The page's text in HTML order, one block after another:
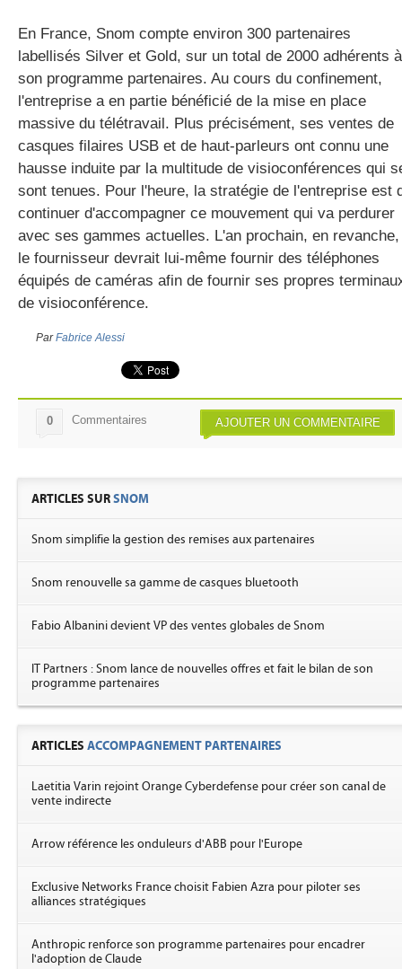
En France, Snom compte environ 300 partenaires
labellisés Silver et Gold, sur un total de 2000 adhérents à
son programme partenaires. Au cours du confinement,
l'entreprise a en partie bénéficié de la mise en place
massive du télétravail. Plus précisément, ses ventes de
casques filaires USB et de haut-parleurs ont connu une
hausse induite par la multitude de visioconférences qui
sont tenues. Pour l'heure, la stratégie de l'entreprise est
continuer d'accompagner ce mouvement qui va perdurer
avec ses gammes actuelles. L'an prochain, en revanche,
le fournisseur devrait lui-même fournir des téléphones
équipés de caméras afin de fournir ses propres
de visioconférence.
ParFabrice Alessi
AJOUTER UN COMMENTAIRE
0 Commentaires
ARTICLES SURSNOM
Snom simplifie la gestion des remises aux partenaires
Snom renouvelle sa gamme de casques bluetooth
Fabio Albanini devient VP des ventes globales de Snom
IT Partners : Snom lance de nouvelles offres et fait le bilan de son
programme partenaires
ARTICLES ACCOMPAGNEMENT PARTENAIRES
Laetitia Varin rejoint Orange Cyberdefense pour créer son canal de
vente indirecte
Arrow référence les onduleurs d'ABB pour l'Europe
Exclusive Networks France choisit Fabien Azra pour piloter ses
alliances stratégiques
Anthropic renforce son programme partenaires pour encadrer
l'adoption de Claude